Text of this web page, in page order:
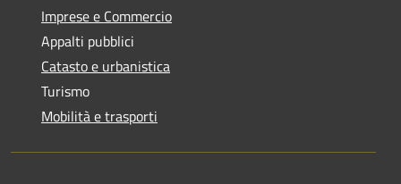
Imprese e Commercio
Appalti pubblici
Catasto e urbanistica
Turismo
Mobilità e trasporti